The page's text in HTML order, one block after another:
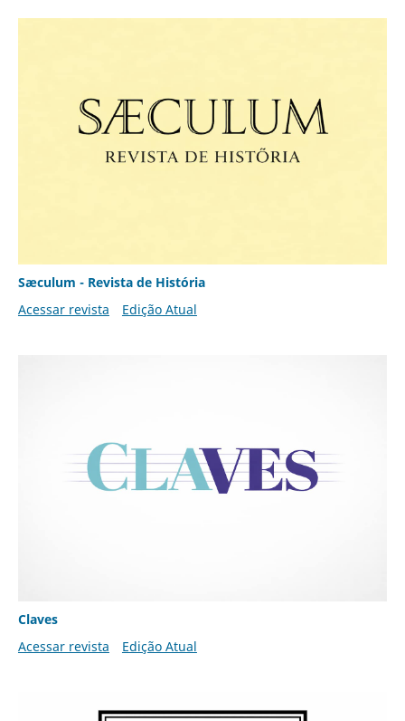
Sæculum - Revista de História
Acessar revista
Edição Atual
Claves
Acessar revista
Edição Atual